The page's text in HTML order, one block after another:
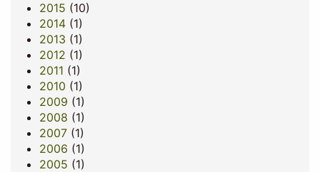
2015 (10)
2014(1)
2013 (1)
2012 (1)
2011 (1)
2010 (1)
2009 (1)
2008 (1)
2007(1)
2006 (1)
2005 (1)